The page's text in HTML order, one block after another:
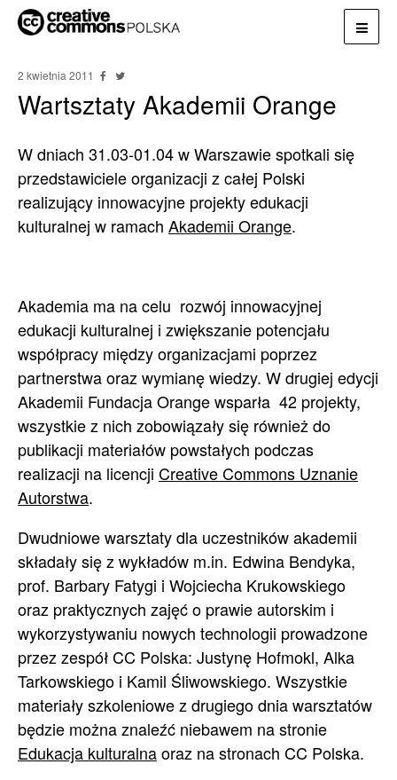
2 kwietnia 2011
Wartsztaty Akademii Orange
W dniach 31.03-01.04 w Warszawie spotkali się
przedstawiciele organizacji z całej Polski
realizujący innowacyjne projekty edukacji
kulturalnej w ramach Akademii Orange.
Akademia ma na celu rozwój innowacyjnej
edukacji kulturalnej i zwiększanie potencjału
współpracy między organizacjami poprzez
partnerstwa oraz wymianę wiedzy. W drugiej edycji
Akademii Fundacja Orange wsparła 42 projekty,
wszystkie z nich zobowiązały się również do
publikacji materiałów powstałych podczas
realizacji na licencji Creative Commons Uznanie
Autorstwa.
Dwudniowe warsztaty dla uczestników akademii
składały się z wykładów m.in. Edwina Bendyka,
prof. Barbary Fatygi i Wojciecha Krukowskiego
oraz praktycznych zajęć o prawie autorskim i
wykorzystywaniu nowych technologii prowadzone
przez zespół CC Polska: Justynę Hofmokl, Alka
Tarkowskiego i Kamil Śliwowskiego. Wszystkie
materiały szkoleniowe z drugiego dnia warsztatów
będzie można znaleźć niebawem na stronie
Edukacja kulturalnaoraz na stronach CC Polska.